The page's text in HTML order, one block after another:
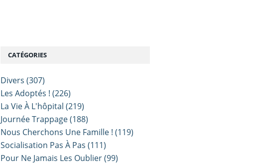
CATÉGORIES
Divers (307)
Les Adoptés ! (226)
La Vie À L'hôpital (219)
Journée Trappage(188)
Nous Cherchons Une Famille ! (119)
Socialisation Pas À Pas (111)
Pour Ne Jamais Les Oublier(99)